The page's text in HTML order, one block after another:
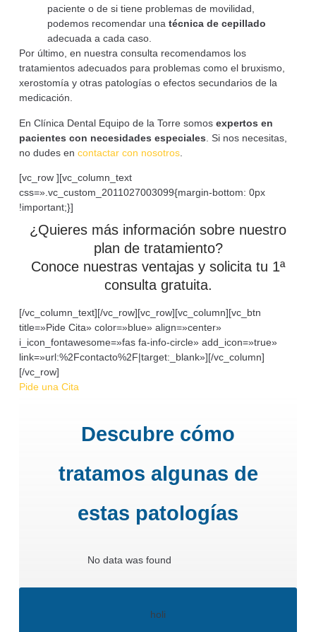
paciente o de si tiene problemas de movilidad,
podemos recomendar unatécnica de cepillado
adecuada a cada caso.
Por último, en nuestra consulta recomendamos los
tratamientos adecuados para problemas como el bruxismo,
xerostomía y otras patologías o efectos secundarios de la
medicación.
En Clínica Dental Equipo de la Torre somosexpertos en
pacientes con necesidades especiales . Si nos necesitas,
no dudes encontactar con nosotros
[vc_row ][vc_column_text
css=».vc_custom_2011027003099{margin-bottom: 0px
!important;}]
¿Quieres más información sobre nuestro
plan de tratamiento?
Conoce nuestras ventajas y solicita tu 1ª
consulta gratuita.
[/vc_column_text][/vc_row][vc_row][vc_column][vc_btn
title=»Pide Cita» color=»blue» align=»center»
i_icon_fontawesome=»fas fa-info-circle» add_icon=»true»
link=»url:%2Fcontacto%2F|target:_blank»][/vc_column]
[/vc_row]
Pide una Cita
Descubre cómo
tratamos algunas de
estas patologías
No data was found
holi